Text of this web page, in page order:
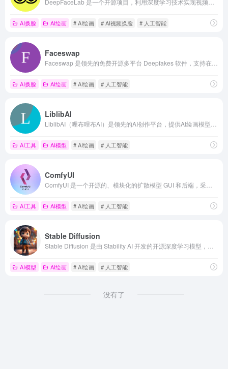
AI换脸 AI绘画 # AI绘画 # AI视频换脸 # 人工智能
Faceswap
AI换脸 AI绘画 # AI绘画 # 人工智能
LiblibAI
AI工具 AI模型 # AI绘画 # 人工智能
ComfyUI
AI工具 AI模型 # AI绘画 # 人工智能
Stable Diffusion
AI模型 AI绘画 # AI绘画 # 人工智能
没有了